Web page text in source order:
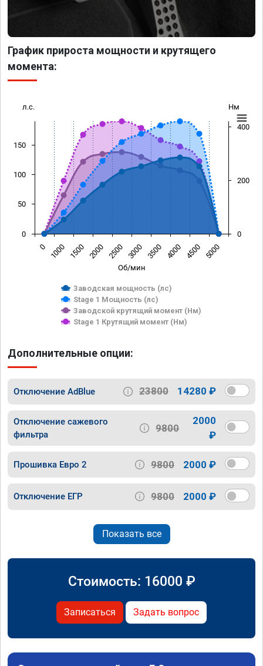
График прироста мощности и крутящего
момента:
Об/мин
л.с. Нм
Заводская мощность (лс)
Stage 1 Мощность (лс)
Заводской крутящий момент (Нм)
Stage 1 Крутящий момент (Нм)
0 1000 1500 2000 2500 3000 3500 4000 4500 5000
0
50
100
150
0
200
400
Дополнительные опции:
Отключение AdBlue 23800 14280 ₽
Отключение сажевого
фильтра
9800
2000
₽
Прошивка Евро 2 9800 2000 ₽
Отключение ЕГР 9800 2000 ₽
Показать все
Стоимость: 16000 ₽
Записаться Задать вопрос